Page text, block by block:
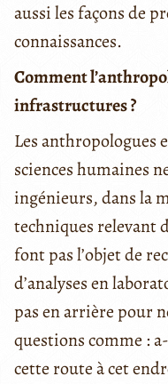
aussi les façons de
connaissances.
Comment
infrastructures ?
Les anthropologues
sciences humaines
ingénieurs, dans la
techniques relevant
font pas l’objet de
d’analyses en
pas en arrière pour
questions comme :
cette route à cet